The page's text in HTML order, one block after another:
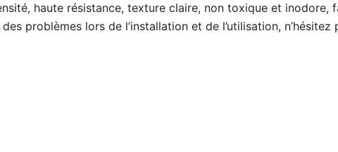
haute résistance, texture claire, non toxique et inodore,
problèmes lors de l’installation et de l’utilisation,